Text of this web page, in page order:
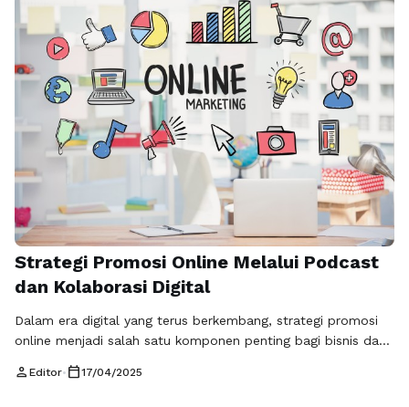
tertutup. Strategi ini menawarkan kesempatan untuk
berinteraksi langsung dengan audiens dan memperkenalkan
produk atau jasa Anda dengan cara yang lebih personal dan
inovatif. …
Baca Selengkapnya
Strategi Promosi Online Melalui Podcast
dan Kolaborasi Digital
Dalam era digital yang terus berkembang, strategi promosi
online menjadi salah satu komponen penting bagi bisnis dan
satu cara yang semakin populer dan efektif untuk
person Editor• calendar_today17/04/2025